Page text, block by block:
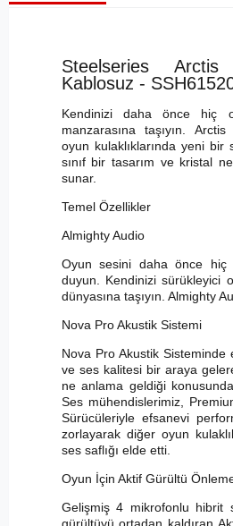
Steelseries
Kablosuz -
Kendinizi daha önce hiç
manzarasına taşıyın.
oyun kulaklıklarında yeni bir
sınıf bir tasarım ve kristal
sunar.
Temel Özellikler
Almighty Audio
Oyun sesini daha önce hiç
duyun. Kendinizi sürükleyici
dünyasına taşıyın. Almighty
Nova Pro Akustik Sistemi
Nova Pro Akustik Sisteminde
ve ses kalitesi bir araya
ne anlama geldiği konusunda
Ses mühendislerimiz,
Sürücüleriyle efsanevi
zorlayarak diğer oyun
ses saflığı elde etti.
Oyun İçin Aktif Gürültü
Gelişmiş 4 mikrofonlu hibrit
gürültüyü ortadan kaldıran